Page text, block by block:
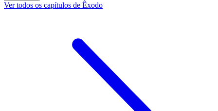
Ver todos os capítulos de Êxodo